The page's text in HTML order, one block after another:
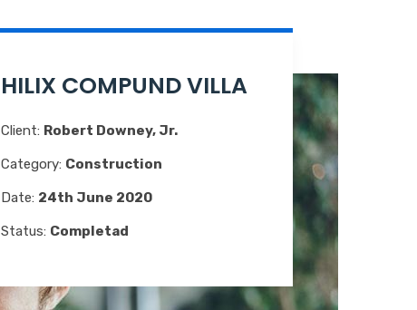
HILIX COMPUND VILLA
Client: Robert Downey, Jr.
Category: Construction
Date: 24th June 2020
Status: Completad